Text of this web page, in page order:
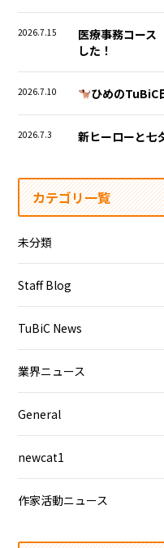
2026.7.15
医療事務コー
した！
2026.7.10 ひめのTuBiC
2026.7.3 新ヒーローと七
カテゴリ一覧
未分類
Staff Blog
TuBiC News
業界ニュース
General
newcat1
作家活動ニュース